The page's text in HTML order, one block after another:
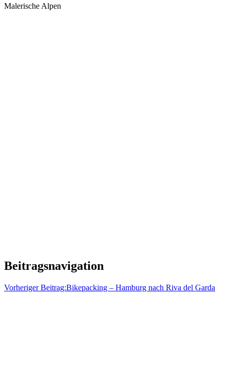
Malerische Alpen
Beitragsnavigation
Vorheriger Beitrag:Bikepacking – Hamburg nach Riva del Garda